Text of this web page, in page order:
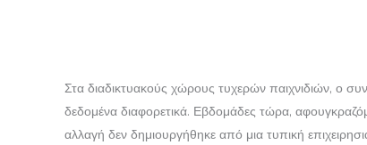
Στα διαδικτυακούς χώρους τυχερών παιχνιδιών, ο
δεδομένα διαφορετικά. Εβδομάδες τώρα,
αλλαγή δεν δημιουργήθηκε από μια τυπική